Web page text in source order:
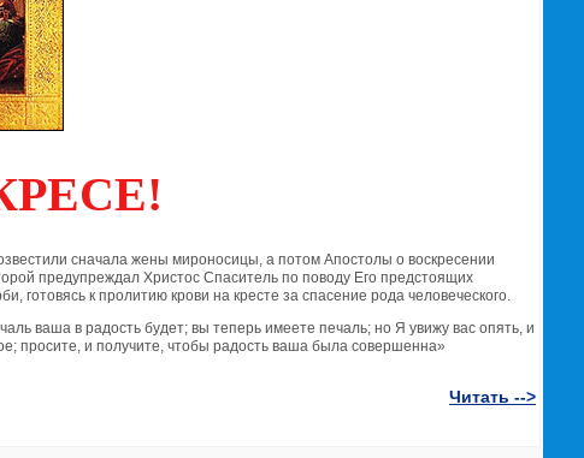
сначала жены мироносицы, а потом Апостолы о воскресении
предупреждал Христос Спаситель по поводу Его предстоящих
готовясь к пролитию крови на кресте за спасение рода человеческого.
ваша в радость будет; вы теперь имеете печаль; но Я увижу вас опять, и
просите, и получите, чтобы радость ваша была совершенна»
Читать -->